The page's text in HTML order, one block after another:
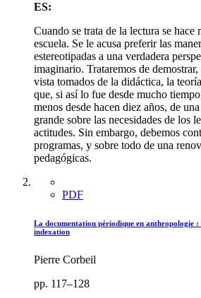
ES:
Cuando se trata de la lectura se hace
escuela. Se le acusa preferir las
estereotipadas a una verdadera
imaginario. Trataremos de
vista tomados de la didáctica, la
que, si así lo fue desde mucho
menos desde hacen diez años, de
grande sobre las necesidades de los
actitudes. Sin embargo, debemos
programas, y sobre todo de una
pedagógicas.
PDF
La documentation périodique en anthropologie
indexation
Pierre Corbeil
pp. 117–128